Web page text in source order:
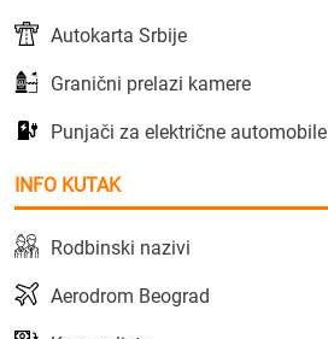
Autokarta Srbije
Granični prelazi kamere
Punjači za električne automobile
INFO KUTAK
Rodbinski nazivi
Aerodrom Beograd